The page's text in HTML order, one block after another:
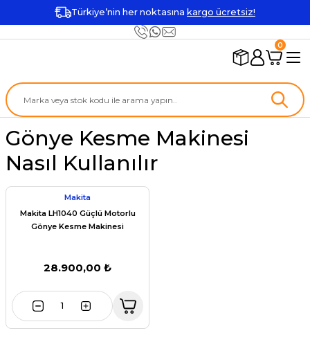
Türkiye’nin her noktasına kargo ücretsiz!
0
Gönye Kesme Makinesi
Nasıl Kullanılır
Makita
Makita LH1040 Güçlü Motorlu
Gönye Kesme Makinesi
28.900,00 ₺